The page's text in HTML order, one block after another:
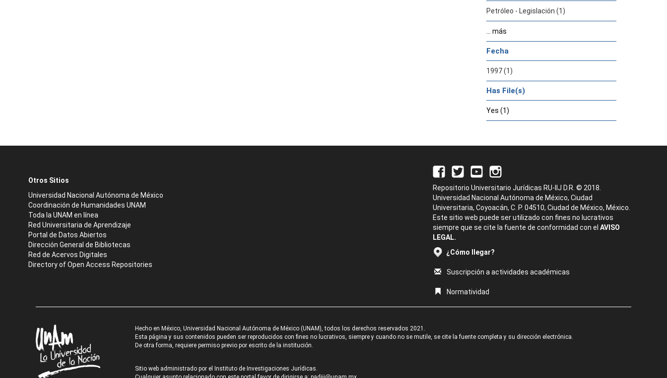
Petróleo - Legislación (1)
... más
Fecha
1997 (1)
Has File(s)
Yes (1)
Otros Sitios
Universidad Nacional Autónoma de México
Coordinación de Humanidades UNAM
Toda la UNAM en línea
Red Universitaria de Aprendizaje
Portal de Datos Abiertos
Dirección General de Bibliotecas
Red de Acervos Digitales
Directory of Open Access Repositories
Repositorio Universitario Jurídicas RU-IIJ D.R. © 2018.
Universidad Nacional Autónoma de México, Ciudad
Universitaria, Coyoacán, C. P. 04510, Ciudad de México, México.
Este sitio web puede ser utilizado con fines no lucrativos
siempre que se cite la fuente de conformidad con el AVISO
LEGAL.
¿Cómo llegar?
Suscripción a actividades académicas
Normatividad
Hecho en México, Universidad Nacional Autónoma de México (UNAM), todos los derechos reservados 2021.
Esta página y sus contenidos pueden ser reproducidos con fines no lucrativos, siempre y cuando no se mutile, se cite la fuente completa y su dirección electrónica.
De otra forma, requiere permiso previo por escrito de la institución.
Sitio web administrado por el Instituto de Investigaciones Jurídicas.